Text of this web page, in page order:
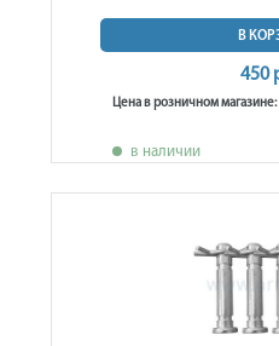
В
450
Цена в розничном магазине:
в наличии